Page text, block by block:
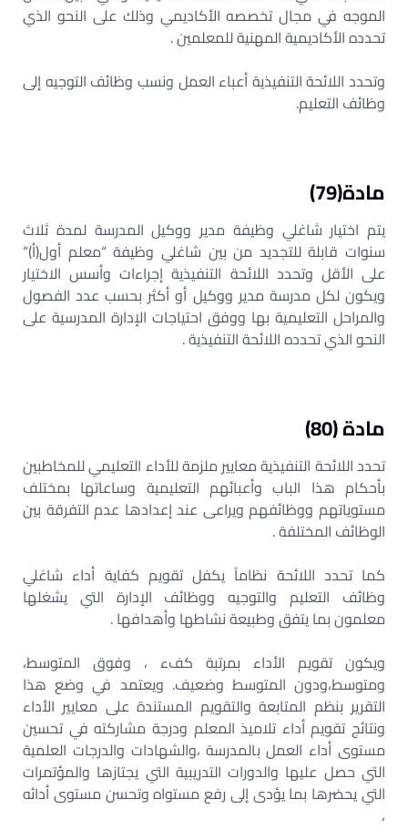
الموجه في مجال تخصصه الأكاديمي وذلك على النحو الذي
تحدده الأكاديمية المهنية للمعلمين .
وتحدد اللائحة التنفيذية أعباء العمل ونسب وظائف التوجيه إلى
وظائف التعليم.
مادة(79)
يتم اختيار شاغلي وظيفة مدير ووكيل المدرسة لمدة ثلاث
سنوات قابلة للتجديد من بين شاغلي وظيفة “معلم أول(أ)”
على الأقل وتحدد اللائحة التنفيذية إجراءات وأسس الاختيار
ويكون لكل مدرسة مدير ووكيل أو أكثر بحسب عدد الفصول
والمراحل التعليمية بها ووفق احتياجات الإدارة المدرسية على
النحو الذي تحدده اللائحة التنفيذية .
مادة (80)
تحدد اللائحة التنفيذية معايير ملزمة للأداء التعليمي للمخاطبين
بأحكام هذا الباب وأعبائهم التعليمية وساعاتها بمختلف
مستوياتهم ووظائفهم ويراعى عند إعدادها عدم التفرقة بين
الوظائف المختلفة .
كما تحدد اللائحة نظاماً يكفل تقويم كفاية أداء شاغلي
وظائف التعليم والتوجيه ووظائف الإدارة التي يشغلها
معلمون بما يتفق وطبيعة نشاطها وأهدافها .
ويكون تقويم الأداء بمرتبة كفء ، وفوق المتوسط،
ومتوسط،ودون المتوسط وضعيف. ويعتمد في وضع هذا
التقرير بنظم المتابعة والتقويم المستندة على معايير الأداء
ونتائج تقويم أداء تلاميذ المعلم ودرجة مشاركته في تحسين
مستوى أداء العمل بالمدرسة ،والشهادات والدرجات العلمية
التي حصل عليها والدورات التدريبية التي يجتازها والمؤتمرات
التي يحضرها بما يؤدى إلى رفع مستواه وتحسن مستوى أدائه
،